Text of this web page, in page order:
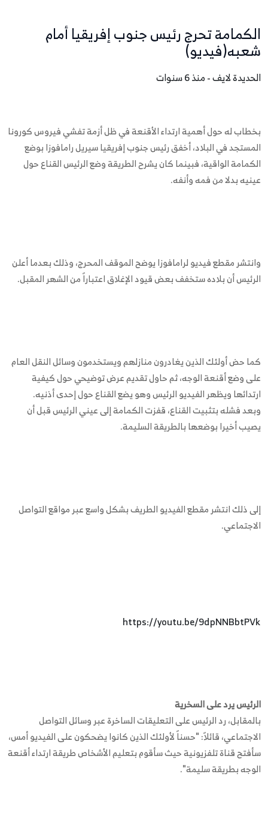
الكمامة تحرج رئيس جنوب إفريقيا أمام
شعبه(فيديو)
الحديدة لايف - منذ 6 سنوات
بخطاب له حول أهمية ارتداء الأقنعة في ظل أزمة تفشي فيروس كورونا
المستجد في البلاد، أخفق رئيس جنوب إفريقيا سيريل رامافوزا بوضع
الكمامة الواقية، فبينما كان يشرح الطريقة وضع الرئيس القناع حول
عينيه بدلا من فمه وأنفه.
وانتشر مقطع فيديو لرامافوزا يوضح الموقف المحرج، وذلك بعدما أعلن
الرئيس أن بلاده ستخفف بعض قيود الإغلاق اعتباراً من الشهر المقبل.
كما حض أولئك الذين يغادرون منازلهم ويستخدمون وسائل النقل العام
على وضع أقنعة الوجه، ثم حاول تقديم عرض توضيحي حول كيفية
ارتدائها ويظهر الفيديو الرئيس وهو يضع القناع حول إحدى أذنيه.
وبعد فشله بتثبيت القناع، قفزت الكمامة إلى عيني الرئيس قبل أن
يصيب أخيرا بوضعها بالطريقة السليمة.
إلى ذلك انتشر مقطع الفيديو الطريف بشكل واسع عبر مواقع التواصل
الاجتماعي.
https://youtu.be/9dpNNBbtPVk
الرئيس يرد على السخرية
بالمقابل، رد الرئيس على التعليقات الساخرة عبر وسائل التواصل
الاجتماعي، قائلاً: "حسناً لأولئك الذين كانوا يضحكون على الفيديو أمس،
سأفتح قناة تلفزيونية حيث سأقوم بتعليم الأشخاص طريقة ارتداء أقنعة
الوجه بطريقة سليمة".